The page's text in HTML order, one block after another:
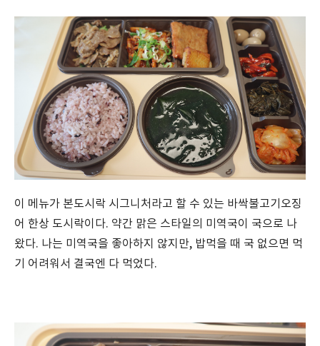
이 메뉴가 본도시락 시그니처라고 할 수 있는 바싹불고기오징
어 한상 도시락이다. 약간 맑은 스타일의 미역국이 국으로 나
왔다. 나는 미역국을 좋아하지 않지만, 밥먹을 때 국 없으면 먹
기 어려워서 결국엔 다 먹었다.